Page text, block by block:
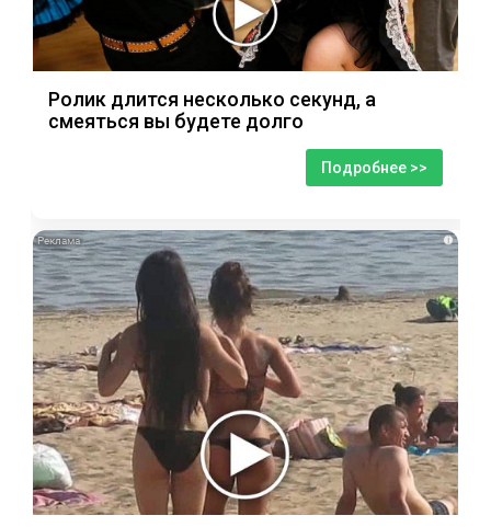
Ролик длится несколько секунд, а
смеяться вы будете долго
Подробнее >>
i